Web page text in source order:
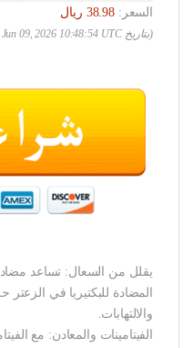
السعر:
‏38.98 ريال
(بتاريخ Jun 09, 2026 10:48:54 UTC –
يقلل من السعال: تساعد
المضادة للبكتيريا في
والالتهابات.